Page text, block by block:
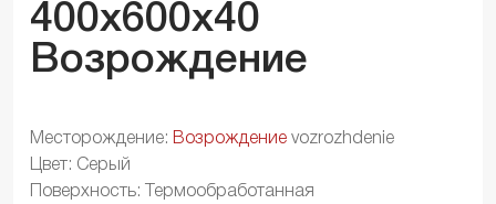
400x600x40
Возрождение
Месторождение: Возрождение vozrozhdenie
Цвет: Серый
Поверхность: Термообработанная